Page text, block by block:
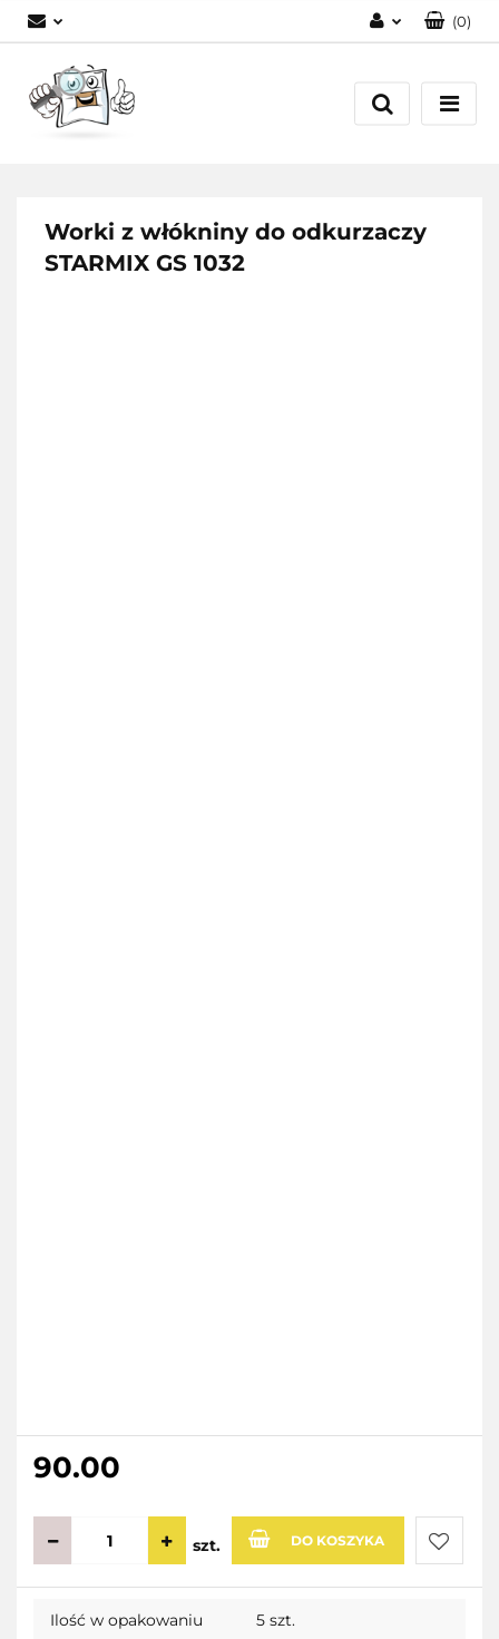
Zarejestruj się
(0)
Worki z włókniny do odkurzaczy
STARMIX GS 1032
90.00
szt. DO KOSZYKA
Do
Ilość w opakowaniu 5 szt.